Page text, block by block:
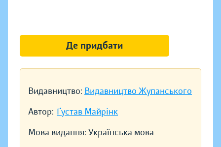
Видавництво: Видавництво Жупанського
Автор: Ґустав Майрінк
Мова видання: Українська мова
Де придбати